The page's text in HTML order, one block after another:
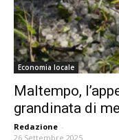
Economia locale
Maltempo,
grandinata di
Redazione -
26 Settembre 2025